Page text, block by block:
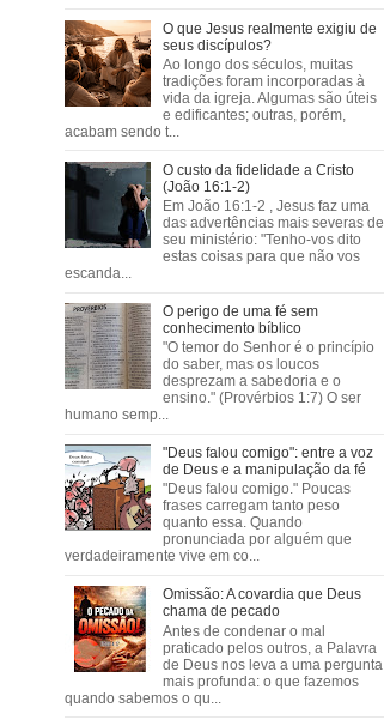
O que Jesus realmente exigiu de
seus discípulos?
Ao longo dos séculos, muitas
tradições foram incorporadas à
vida da igreja. Algumas são úteis
e edificantes; outras, porém,
acabam sendo t...
O custo da fidelidade a Cristo
(João 16:1-2)
Em João 16:1-2 , Jesus faz uma
das advertências mais severas de
seu ministério: "Tenho-vos dito
estas coisas para que não vos
escanda...
O perigo de uma fé sem
conhecimento bíblico
"O temor do Senhor é o princípio
do saber, mas os loucos
desprezam a sabedoria e o
ensino." (Provérbios 1:7) O ser
humano semp...
"Deus falou comigo": entre a voz
de Deus e a manipulação da fé
"Deus falou comigo." Poucas
frases carregam tanto peso
quanto essa. Quando
pronunciada por alguém que
verdadeiramente vive em co...
Omissão: A covardia que Deus
chama de pecado
Antes de condenar o mal
praticado pelos outros, a Palavra
de Deus nos leva a uma pergunta
mais profunda: o que fazemos
quando sabemos o qu...